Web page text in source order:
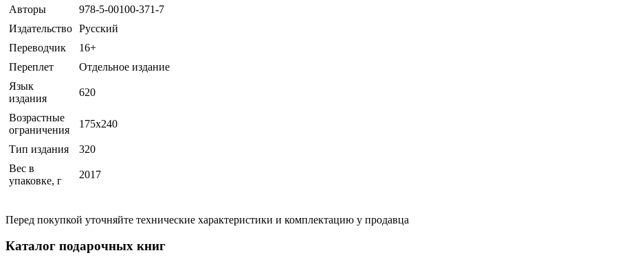
Авторы
978-5-00100-371-7
Издательство Русский
Переводчик
16+
Переплет
Отдельное издание
Язык
издания
620
Возрастные
ограничения
175x240
Тип издания
320
Вес в
упаковке, г
2017
Перед покупкой уточняйте технические характеристики и комплектацию у продавца
Каталог подарочных книг